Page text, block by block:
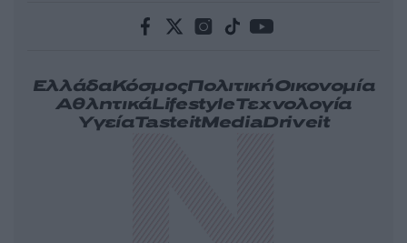
ΕλλάδαΚόσμοςΠολιτικήΟικονομία
ΑθλητικάLifestyleΤεχνολογία
ΥγείαTasteitMediaDriveit